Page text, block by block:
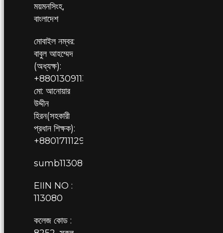
ময়মনসিংহ,
বাংলাদেশ
মোবাইল নম্বর:
বাবুল আহম্মেদ
(অধ্যক্ষ):
+8801309113080,
মো: আনোয়ার
উদ্দীন
হিরন(সহকারী
প্রধান শিক্ষক):
+8801711129709
sumb113080@gmail.com
EIIN NO :
113080
কলেজ কোড :